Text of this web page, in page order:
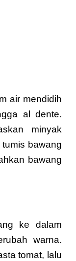
air mendidih
al dente.
minyak
bawang
bawang
ke dalam
warna.
tomat, lalu